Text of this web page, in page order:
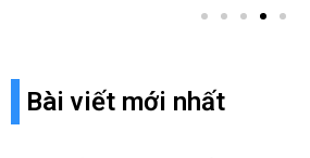
Bài viết mới nhất